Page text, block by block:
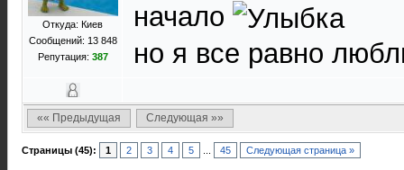
Откуда: Киев
Сообщений: 13 848
Репутация: 387
начало
но я все равно
«« Предыдущая Следующая »»
Страницы (45): 1 2 3 4 5 45 Следующая страница »